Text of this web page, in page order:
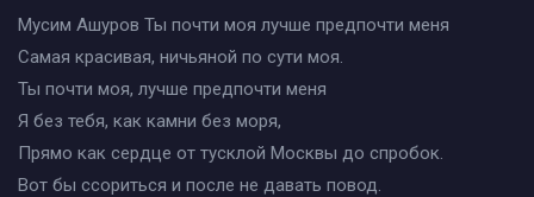
Мусим Ашуров Ты почти моя лучше предпочти меня
Самая красивая, ничьяной по сути моя.
Ты почти моя, лучше предпочти меня
Я без тебя, как камни без моря,
Прямо как сердце от тусклой Москвы до спробок.
Вот бы ссориться и после не давать повод.